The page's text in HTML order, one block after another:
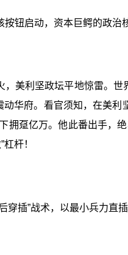
按钮启动，资本巨鳄的政治
，美利坚政坛平地惊雷。
动华府。看官须知，在美
拥趸亿万。他此番出手，
杆！
穿插”战术，以最小兵力直